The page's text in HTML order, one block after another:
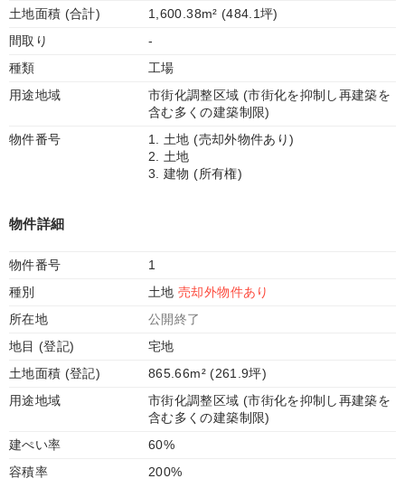
土地面積 (合計)
1,600.38m² (484.1坪)
間取り
-
種類
工場
用途地域
市街化調整区域 (市街化を抑制し再建築を
含む多くの建築制限)
物件番号
1. 土地 (売却外物件あり)
2. 土地
3. 建物 (所有権)
物件詳細
物件番号
1
種別
土地売却外物件あり
所在地
公開終了
地目 (登記)
宅地
土地面積 (登記)
865.66m² (261.9坪)
用途地域
市街化調整区域 (市街化を抑制し再建築を
含む多くの建築制限)
建ぺい率
60%
容積率
200%